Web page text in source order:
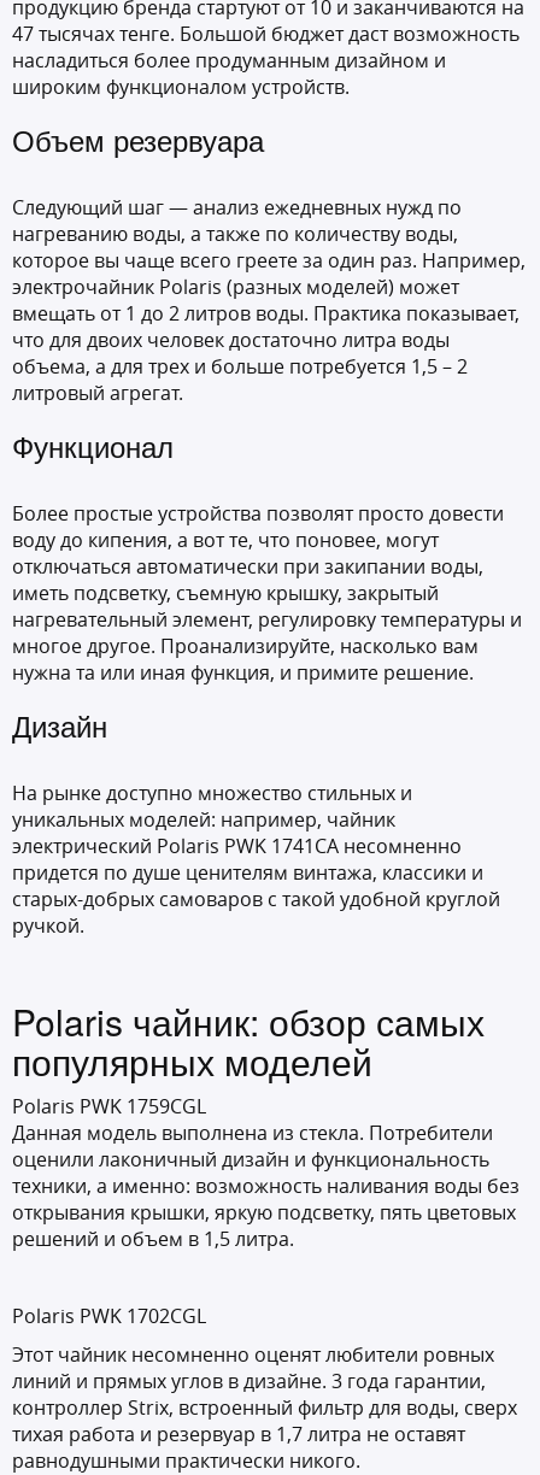
продукцию бренда стартуют от 10 и заканчиваются на
47 тысячах тенге. Большой бюджет даст возможность
насладиться более продуманным дизайном и
широким функционалом устройств.
Объем резервуара
Следующий шаг — анализ ежедневных нужд по
нагреванию воды, а также по количеству воды,
которое вы чаще всего греете за один раз. Например,
электрочайник Polaris (разных моделей) может
вмещать от 1 до 2 литров воды. Практика показывает,
что для двоих человек достаточно литра воды
объема, а для трех и больше потребуется 1,5 – 2
литровый агрегат.
Функционал
Более простые устройства позволят просто довести
воду до кипения, а вот те, что поновее, могут
отключаться автоматически при закипании воды,
иметь подсветку, съемную крышку, закрытый
нагревательный элемент, регулировку температуры и
многое другое. Проанализируйте, насколько вам
нужна та или иная функция, и примите решение.
Дизайн
На рынке доступно множество стильных и
уникальных моделей: например, чайник
электрический Polaris PWK 1741CA несомненно
придется по душе ценителям винтажа, классики и
старых-добрых самоваров с такой удобной круглой
ручкой.
Polaris чайник: обзор самых
популярных моделей
Polaris PWK 1759CGL
Данная модель выполнена из стекла. Потребители
оценили лаконичный дизайн и функциональность
техники, а именно: возможность наливания воды без
открывания крышки, яркую подсветку, пять цветовых
решений и объем в 1,5 литра.
Polaris PWK 1702CGL
Этот чайник несомненно оценят любители ровных
линий и прямых углов в дизайне. 3 года гарантии,
контроллер Strix, встроенный фильтр для воды, сверх
тихая работа и резервуар в 1,7 литра не оставят
равнодушными практически никого.